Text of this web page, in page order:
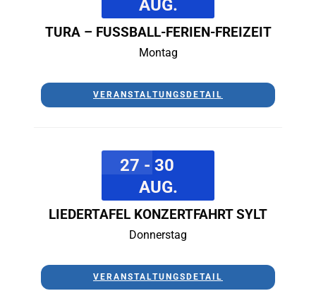
AUG.
TURA – FUSSBALL-FERIEN-FREIZEIT
Montag
VERANSTALTUNGSDETAIL
27 - 30
AUG.
LIEDERTAFEL KONZERTFAHRT SYLT
Donnerstag
VERANSTALTUNGSDETAIL